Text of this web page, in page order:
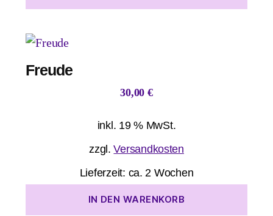
Freude
30,00 €
inkl. 19 % MwSt.
zzgl.Versandkosten
Lieferzeit: ca. 2 Wochen
IN DEN WARENKORB